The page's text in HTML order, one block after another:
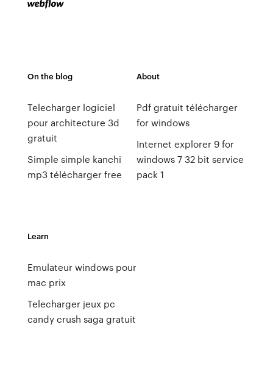
On the blog
Telecharger logiciel
pour architecture 3d
gratuit
Simple simple kanchi
mp3 télécharger free
About
Pdf gratuit télécharger
for windows
Internet explorer 9 for
windows 7 32 bit service
pack 1
Learn
Emulateur windows pour
mac prix
Telecharger jeux pc
candy crush saga gratuit